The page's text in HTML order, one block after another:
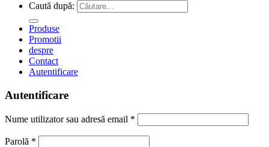
Caută după:
Produse
Promotii
despre
Contact
Autentificare
Autentificare
Nume utilizator sau adresă email *
Parolă *